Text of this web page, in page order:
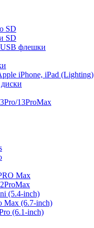
SD
SD
флешки
iPhone, iPad (Lighting)
13ProMax
Max
(5.4-inch)
Max (6.7-inch)
(6.1-inch)